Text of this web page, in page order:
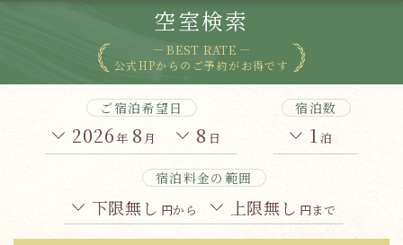
空室検索
BEST RATE
公式HPからのご予約がお得です
ご宿泊希望日
2026年 8 月 8 日
宿泊数
1 泊
宿泊料金の範囲
下限無し 円から 上限無し 円まで